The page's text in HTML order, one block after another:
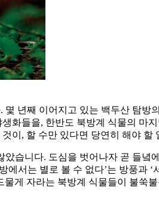
년째 이어지고 있는 백두산 탐방
화들을, 한반도 북방계 식물의 마
이, 할 수만 있다면 당연히 해야 할
습니다. 도심을 벗어나자 곧 들녘
서는 별로 볼 수 없다’는 방풍과 ‘
게 자라는 북방계 식물들이 불쑥